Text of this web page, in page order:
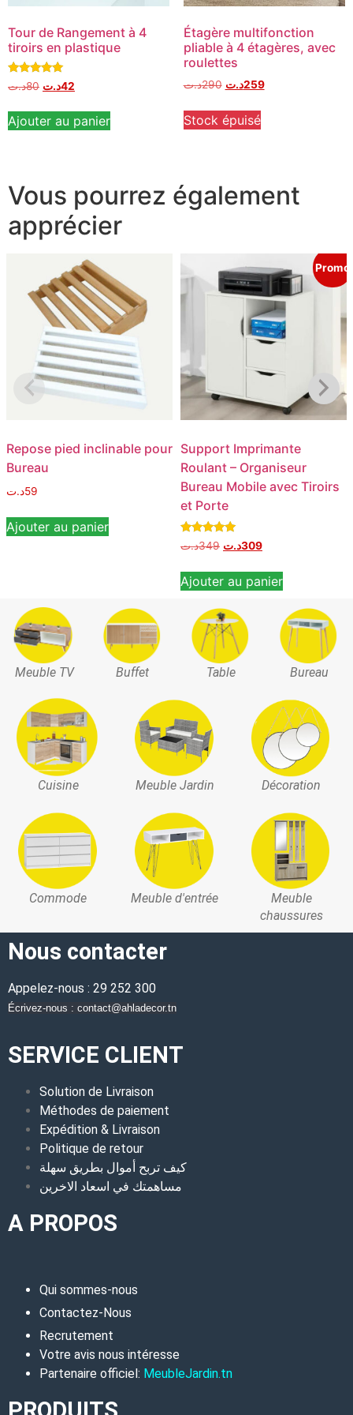
Tour de Rangement à 4
tiroirs en plastique
Note
5.00
80د.ت 42د.ت
Ajouter au panier
Étagère multifonction
pliable à 4 étagères, avec
roulettes
290د.ت 259د.ت
Stock épuisé
Vous pourrez également
apprécier
Repose pied inclinable pour
Bureau
59د.ت
Ajouter au panier
Promo
Support Imprimante
Roulant – Organiseur
Bureau Mobile avec Tiroirs
et Porte
Note
5.00
349د.ت 309د.ت
Ajouter au panier
Meuble TV Buffet Table Bureau
Cuisine Meuble Jardin Décoration
Commode Meuble d'entrée
Meuble
chaussures
Nous contacter
Appelez-nous : 29 252 300
Écrivez-nous : contact@ahladecor.tn
SERVICE CLIENT
Solution de Livraison
Méthodes de paiement
Expédition & Livraison
Politique de retour
كيف تربح أموال بطريق سهلة
مساهمتك في اسعاد الاخرين
A PROPOS
Qui sommes-nous
Contactez-Nous
Recrutement
Votre avis nous intéresse
Partenaire officiel: MeubleJardin.tn